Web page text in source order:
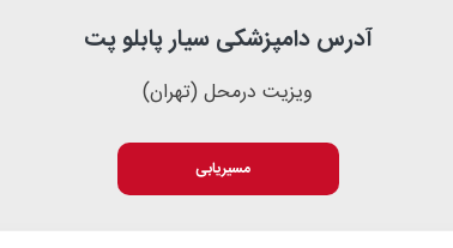
آدرس دامپزشکی سیار پابلو پت
ویزیت در‌محل (تهران)
مسیریابی